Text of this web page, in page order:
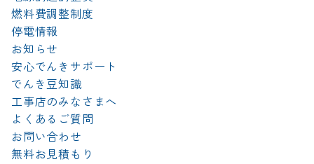
燃料費調整制度
停電情報
お知らせ
安心でんきサポート
でんき豆知識
工事店のみなさまへ
よくあるご質問
お問い合わせ
無料お見積もり